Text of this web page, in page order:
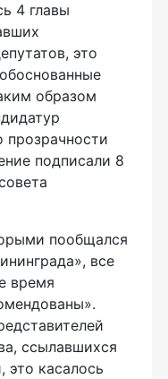
4 главы
это
образом
прозрачности
подписали 8
пообщался
все
время
ссылавшихся
это касалось